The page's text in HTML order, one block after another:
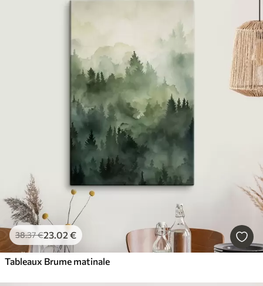
38.37€23.02 €
Tableaux Brume matinale